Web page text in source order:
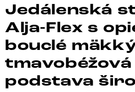
Jedálenská
Alja-Flex s
bouclé
podstava